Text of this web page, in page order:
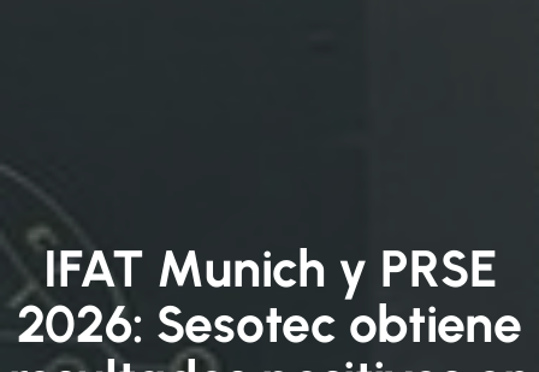
IFAT Munich y PRSE
2026: Sesotec obtiene